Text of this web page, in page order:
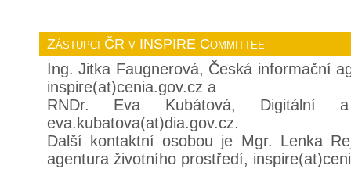
Zástupci ČR v INSPIRE Committee
Ing. Jitka Faugnerová, Česká informační
inspire(at)cenia.gov.cz a
RNDr. Eva Kubátová, Digitální a
eva.kubatova(at)dia.gov.cz.
Další kontaktní osobou je Mgr. Lenka
agentura životního prostředí,